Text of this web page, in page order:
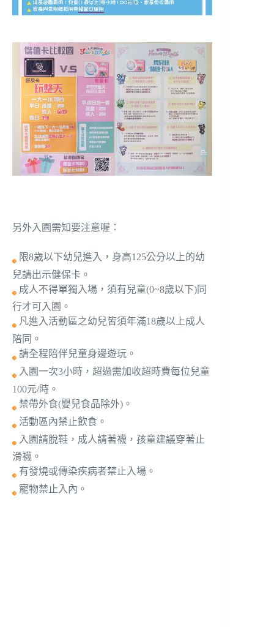
另外入園需知要注意喔：
限8歲以下幼兒進入，身高125公分以上的幼
兒請出示健保卡。
成人不得單獨入場，須有兒童(0~8歲以下)同
行才可入園。
凡進入活動區之幼兒皆須年滿18歲以上成人
陪同。
請全程陪伴兒童身邊遊玩。
入園一次3小時，超過需加收超時費每位兒童
100元/時。
禁帶外食(嬰兒食品除外)。
活動區內禁止飲食。
入園請脫鞋，成人請著襪，孩童建議穿著止
滑襪。
有發燒或傳染疾病者禁止入場。
寵物禁止入內。